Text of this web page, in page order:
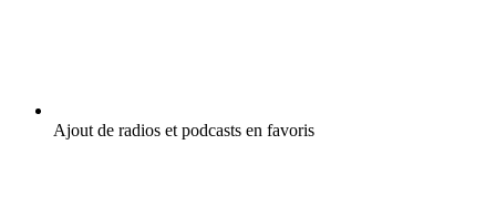
Ajout de radios et podcasts en favoris